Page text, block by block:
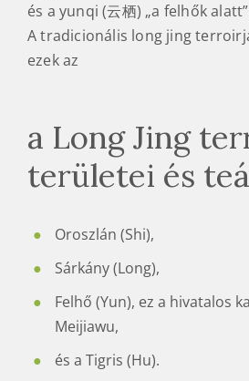
és a yunqi (云栖) „a felhők
A tradicionális long jing
ezek az
a Long Jing
területei és
Oroszlán (Shi),
Sárkány (Long),
Felhő (Yun), ez a hivatalos
Meijiawu,
és a Tigris (Hu).